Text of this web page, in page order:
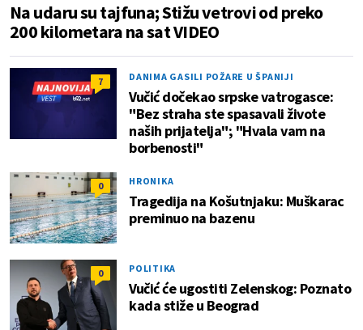
Na udaru su tajfuna; Stižu vetrovi od preko
200 kilometara na sat VIDEO
7 DANIMA GASILI POŽARE U ŠPANIJI
Vučić dočekao srpske vatrogasce:
"Bez straha ste spasavali živote
naših prijatelja"; "Hvala vam na
borbenosti"
0 HRONIKA
Tragedija na Košutnjaku: Muškarac
preminuo na bazenu
0 POLITIKA
Vučić će ugostiti Zelenskog: Poznato
kada stiže u Beograd